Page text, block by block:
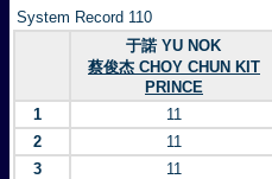
System Record 110
于諾 YU NOK
蔡俊杰 CHOY CHUN KIT
PRINCE
1
11
2
11
3
11